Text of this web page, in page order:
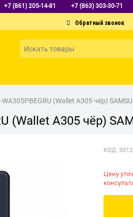
+7 (861) 205-14-81 +7 (863) 303-30-71
(Wallet A305 чёр)
(Wallet A305 чёр)
КОД:
Цену